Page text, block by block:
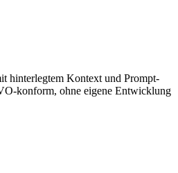
hinterlegtem Kontext und Prompt-
konform, ohne eigene Entwicklung